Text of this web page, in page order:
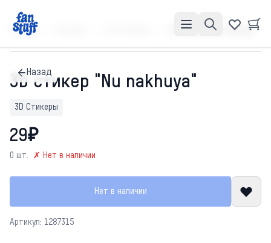
Главная 3D стикер "Nu nakhuya"
Назад
3D стикер "Nu nakhuya"
3D Стикеры
29₽
0 шт. ✗ Нет в наличии
Нет в наличии
Артикул: 1287315